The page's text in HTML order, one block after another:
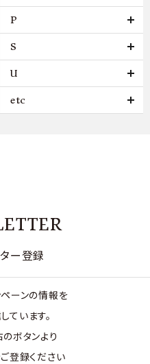
P
S
U
etc
ー登録
ーンの情報を
ています。
ボタンより
登録ください